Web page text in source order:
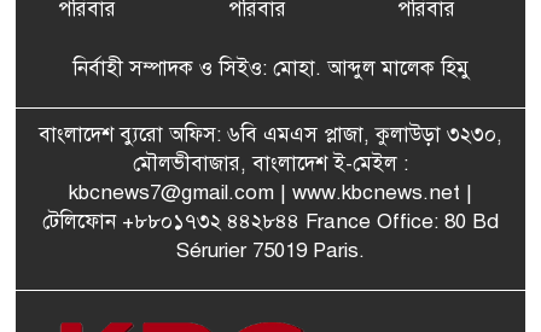
বেনজীরের অন্য দেশের পাসপোর্ট
পরিকল্পনা মন্ত্রণালয়ের স্থায়ী
কমিটি সদস্য হলেন এমপি শকু
মৌলভীবাজারের রাজনগরে
পরিবার
পরিবার
পরিবার
নির্বাহী সম্পাদক ও সিইও: মোহা. আব্দুল মালেক হিমু
বাংলাদেশ ব্যুরো অফিস: ৬বি এমএস প্লাজা, কুলাউড়া ৩২৩০,
মৌলভীবাজার, বাংলাদেশ ই-মেইল :
kbcnews7@gmail.com | www.kbcnews.net |
টেলিফোন +৮৮০১৭৩২ ৪৪২৮৪৪ France Office: 80 Bd
Sérurier 75019 Paris.